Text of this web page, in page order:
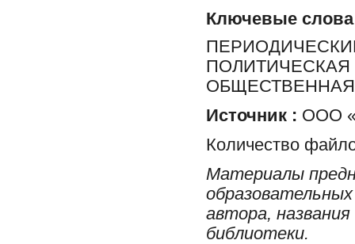
Ключевые слова
Источник : ООО
Количество
Материалы
автора,
библиотеки.